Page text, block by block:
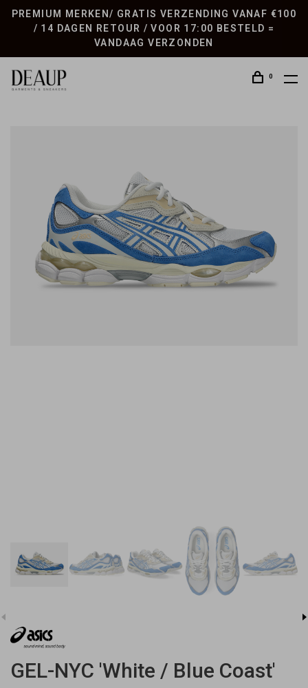
PREMIUM MERKEN/ GRATIS VERZENDING VANAF €100
/ 14 DAGEN RETOUR / VOOR 17:00 BESTELD =
VANDAAG VERZONDEN
0
GEL-NYC 'White / Blue Coast'